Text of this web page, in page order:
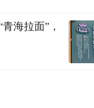
海拉面”，